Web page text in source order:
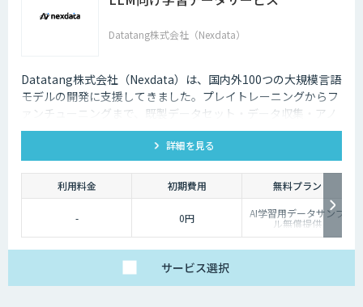
Datatang株式会社（Nexdata）
Datatang株式会社（Nexdata）は、国内外100つの大規模言語
モデルの開発に支援してきました。プレイトレーニングからフ
ァンチューニングまで、既製データセット・データ収集・アノ
テーションを一気貫通して提供しております。
詳細を見る
利用料金 初期費用 無料プラン
- 0円 AI学習用データサンプ
ル無償提供
サービス選択